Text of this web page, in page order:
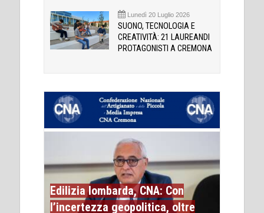
Lunedì 20 Luglio 2026
SUONO, TECNOLOGIA E
CREATIVITÀ: 21 LAUREANDI
PROTAGONISTI A CREMONA
Edilizia lombarda, CNA: Con
l’incertezza geopolitica, oltre